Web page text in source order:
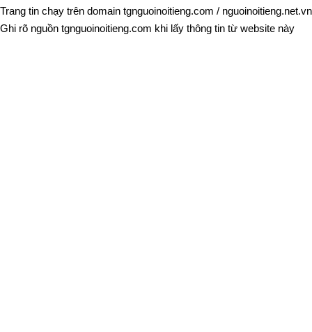
Trang tin chạy trên domain tgnguoinoitieng.com / nguoinoitieng.net.vn
Ghi rõ nguồn tgnguoinoitieng.com khi lấy thông tin từ website này